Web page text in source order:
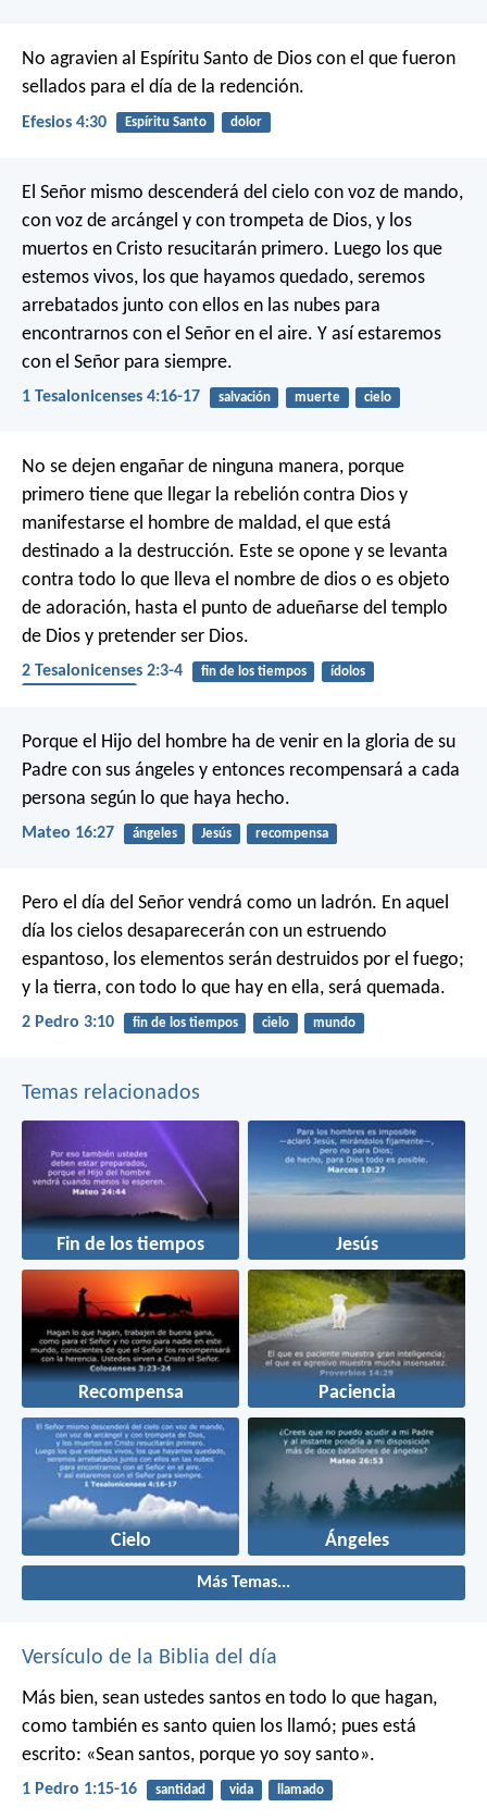
No agravien al Espíritu Santo de Dios con el que fueron
sellados para el día de la redención.
Efesios 4:30 Espíritu Santo dolor
El Señor mismo descenderá del cielo con voz de mando,
con voz de arcángel y con trompeta de Dios, y los
muertos en Cristo resucitarán primero. Luego los que
estemos vivos, los que hayamos quedado, seremos
arrebatados junto con ellos en las nubes para
encontrarnos con el Señor en el aire. Y así estaremos
con el Señor para siempre.
1 Tesalonicenses 4:16-17 salvación muerte cielo
No se dejen engañar de ninguna manera, porque
primero tiene que llegar la rebelión contra Dios y
manifestarse el hombre de maldad, el que está
destinado a la destrucción. Este se opone y se levanta
contra todo lo que lleva el nombre de dios o es objeto
de adoración, hasta el punto de adueñarse del templo
de Dios y pretender ser Dios.
2 Tesalonicenses 2:3-4 fin de los tiempos
ídolos
Porque el Hijo del hombre ha de venir en la gloria de su
Padre con sus ángeles y entonces recompensará a cada
persona según lo que haya hecho.
Mateo 16:27 ángeles Jesús recompensa
Pero el día del Señor vendrá como un ladrón. En aquel
día los cielos desaparecerán con un estruendo
espantoso, los elementos serán destruidos por el fuego;
y la tierra, con todo lo que hay en ella, será quemada.
2 Pedro 3:10 fin de los tiempos cielo mundo
Temas relacionados
Fin de los tiempos Jesús
Recompensa Paciencia
Cielo Ángeles
Más Temas...
Versículo de la Biblia del día
Más bien, sean ustedes santos en todo lo que hagan,
como también es santo quien los llamó; pues está
escrito: «Sean santos, porque yo soy santo».
1 Pedro 1:15-16 santidad vida llamado